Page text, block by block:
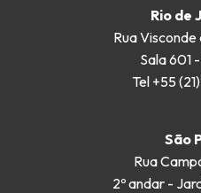
Rio de
Rua
Sala 601
Tel +55
São
Rua
2º andar -